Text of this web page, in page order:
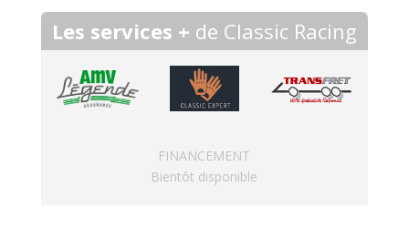
Les services + de Classic Racing
FINANCEMENT
Bientôt disponible